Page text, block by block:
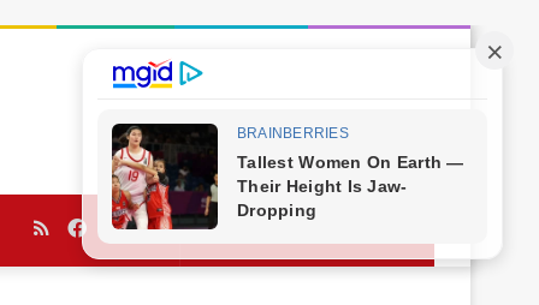
YouTube
Twitter
Facebook
RSS